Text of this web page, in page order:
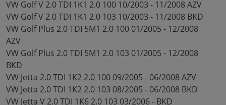
VW Golf V 2.0 TDI 1K1 2.0 100 10/2003 - 11/2008 AZV
VW Golf V 2.0 TDI 1K1 2.0 103 10/2003 - 11/2008 BKD
VW Golf Plus 2.0 TDI 5M1 2.0 100 01/2005 - 12/2008
AZV
VW Golf Plus 2.0 TDI 5M1 2.0 103 01/2005 - 12/2008
BKD
VW Jetta 2.0 TDI 1K2 2.0 100 09/2005 - 06/2008 AZV
VW Jetta 2.0 TDI 1K2 2.0 103 08/2005 - 06/2008 BKD
VW Jetta V 2.0 TDI 1K6 2.0 103 03/2006 - BKD